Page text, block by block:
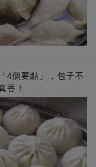
4個要點」，包子不
香！